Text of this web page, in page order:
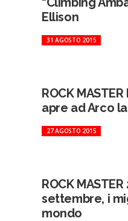
Ellison
31 AGOSTO 2015
ROCK MASTER
apre ad Arco
27 AGOSTO 2015
ROCK
settembre, i
mondo